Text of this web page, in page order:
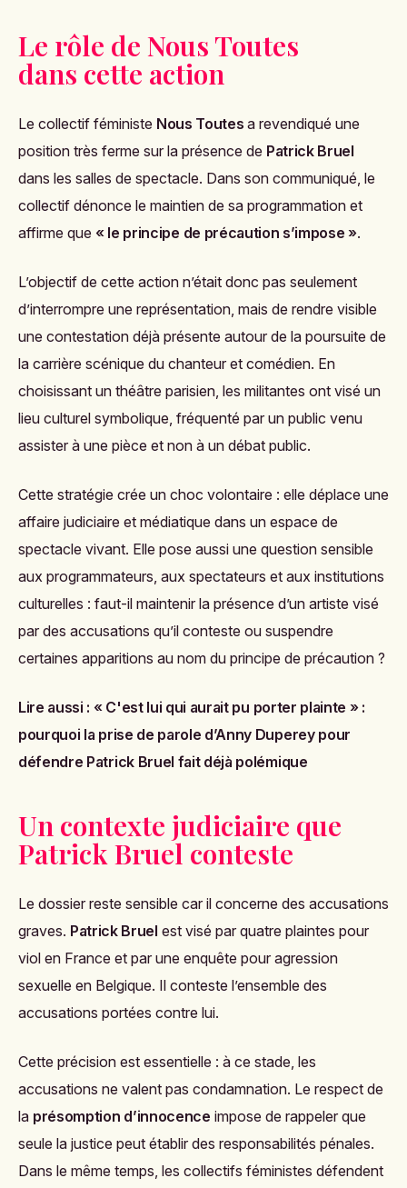
Le rôle de Nous Toutes
dans cette action
Le collectif féministe Nous Toutes a revendiqué une
position très ferme sur la présence de Patrick Bruel
dans les salles de spectacle. Dans son communiqué, le
collectif dénonce le maintien de sa programmation et
affirme que « le principe de précaution s’impose ».
L’objectif de cette action n’était donc pas seulement
d’interrompre une représentation, mais de rendre visible
une contestation déjà présente autour de la poursuite de
la carrière scénique du chanteur et comédien. En
choisissant un théâtre parisien, les militantes ont visé un
lieu culturel symbolique, fréquenté par un public venu
assister à une pièce et non à un débat public.
Cette stratégie crée un choc volontaire : elle déplace une
affaire judiciaire et médiatique dans un espace de
spectacle vivant. Elle pose aussi une question sensible
aux programmateurs, aux spectateurs et aux institutions
culturelles : faut-il maintenir la présence d’un artiste visé
par des accusations qu’il conteste ou suspendre
certaines apparitions au nom du principe de précaution ?
Lire aussi : « C'est lui qui aurait pu porter plainte » :
pourquoi la prise de parole d’Anny Duperey pour
défendre Patrick Bruel fait déjà polémique
Un contexte judiciaire que
Patrick Bruel conteste
Le dossier reste sensible car il concerne des accusations
graves. Patrick Bruel est visé par quatre plaintes pour
viol en France et par une enquête pour agression
sexuelle en Belgique. Il conteste l’ensemble des
accusations portées contre lui.
Cette précision est essentielle : à ce stade, les
accusations ne valent pas condamnation. Le respect de
la présomption d’innocence impose de rappeler que
seule la justice peut établir des responsabilités pénales.
Dans le même temps, les collectifs féministes défendent